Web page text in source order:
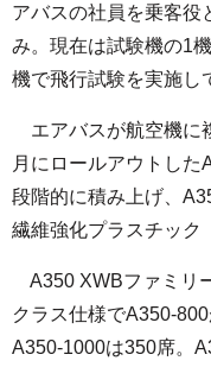
アバスの社員を乗客役
み。現在は試験機の1
機で飛行試験を実施し
エアバスが航空機に
月にロールアウトし
段階的に積み上げ、
繊維強化プラスチック
A350 XWBファミリ
クラス仕様でA350-
A350-1000は350席。